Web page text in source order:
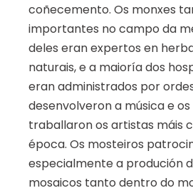
coñecemento. Os monxes
importantes no campo da
deles eran expertos en
naturais, e a maioría dos
eran administrados por
desenvolveron a música e
traballaron os artistas máis
época. Os mosteiros
especialmente a produción
mosaicos tanto dentro do